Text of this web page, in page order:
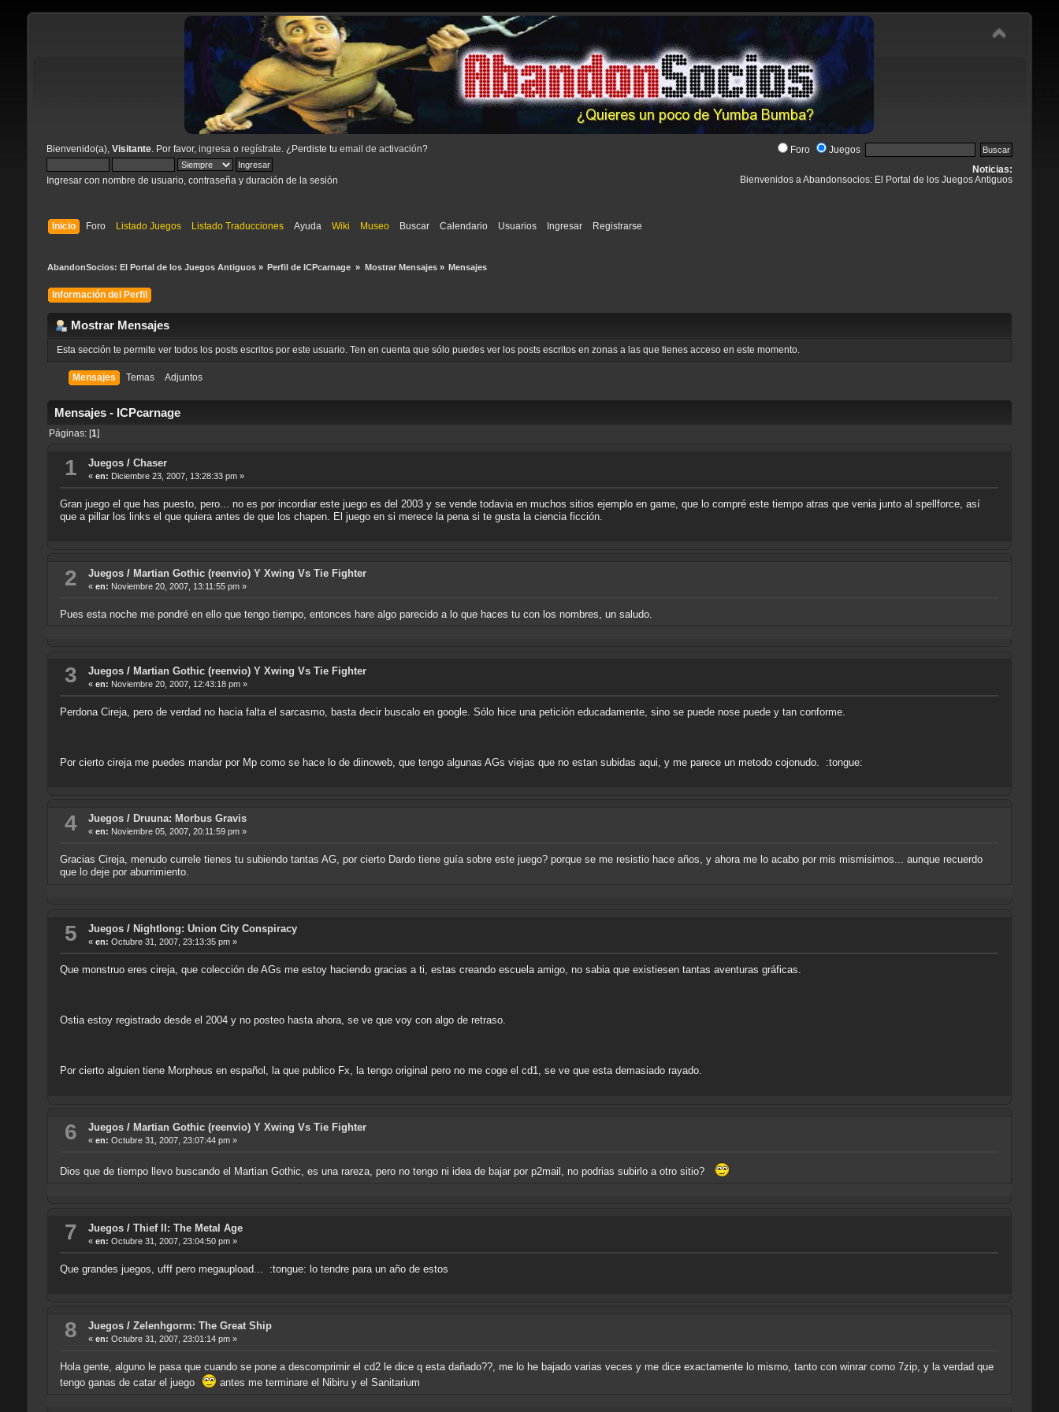
Bienvenido(a), Visitante. Por favor, ingresa o regístrate . ¿Perdiste tu email de activación?
Ingresar con nombre de usuario, contraseña y duración de la sesión
Foro Juegos
Noticias:
Bienvenidos a Abandonsocios: El Portal de los Juegos Antiguos
Inicio Foro Listado Juegos Listado Traducciones Ayuda Wiki Museo Buscar Calendario Usuarios Ingresar Registrarse
AbandonSocios: El Portal de los Juegos Antiguos» Perfil de ICPcarnage » Mostrar Mensajes» Mensajes
Información del Perfil
Mostrar Mensajes
Esta sección te permite ver todos los posts escritos por este usuario. Ten en cuenta que sólo puedes ver los posts escritos en zonas a las que tienes acceso en este momento.
Mensajes Temas Adjuntos
Mensajes - ICPcarnage
Páginas: [ 1]
1 Juegos/ Chaser
« en: Diciembre 23, 2007, 13:28:33 pm »
Gran juego el que has puesto, pero... no es por incordiar este juego es del 2003 y se vende todavia en muchos sitios ejemplo en game, que lo compré este tiempo atras que venia junto al spellforce, así
que a pillar los links el que quiera antes de que los chapen. El juego en si merece la pena si te gusta la ciencia ficción.
2 Juegos/ Martian Gothic (reenvio) Y Xwing Vs Tie Fighter
« en: Noviembre 20, 2007, 13:11:55 pm »
Pues esta noche me pondré en ello que tengo tiempo, entonces hare algo parecido a lo que haces tu con los nombres, un saludo.
3 Juegos/ Martian Gothic (reenvio) Y Xwing Vs Tie Fighter
« en: Noviembre 20, 2007, 12:43:18 pm »
Perdona Cireja, pero de verdad no hacia falta el sarcasmo, basta decir buscalo en google. Sólo hice una petición educadamente, sino se puede nose puede y tan conforme.
Por cierto cireja me puedes mandar por Mp como se hace lo de diinoweb, que tengo algunas AGs viejas que no estan subidas aqui, y me parece un metodo cojonudo. :tongue:
4 Juegos/ Druuna: Morbus Gravis
« en: Noviembre 05, 2007, 20:11:59 pm »
Gracias Cireja, menudo currele tienes tu subiendo tantas AG, por cierto Dardo tiene guía sobre este juego? porque se me resistio hace años, y ahora me lo acabo por mis mismisimos... aunque recuerdo
que lo deje por aburrimiento.
5 Juegos/ Nightlong: Union City Conspiracy
« en: Octubre 31, 2007, 23:13:35 pm »
Que monstruo eres cireja, que colección de AGs me estoy haciendo gracias a ti, estas creando escuela amigo, no sabia que existiesen tantas aventuras gráficas.
Ostia estoy registrado desde el 2004 y no posteo hasta ahora, se ve que voy con algo de retraso.
Por cierto alguien tiene Morpheus en español, la que publico Fx, la tengo original pero no me coge el cd1, se ve que esta demasiado rayado.
6 Juegos/ Martian Gothic (reenvio) Y Xwing Vs Tie Fighter
« en: Octubre 31, 2007, 23:07:44 pm »
Dios que de tiempo llevo buscando el Martian Gothic, es una rareza, pero no tengo ni idea de bajar por p2mail, no podrias subirlo a otro sitio?
7 Juegos/ Thief II: The Metal Age
« en: Octubre 31, 2007, 23:04:50 pm »
Que grandes juegos, ufff pero megaupload... :tongue: lo tendre para un año de estos
8 Juegos/ Zelenhgorm: The Great Ship
« en: Octubre 31, 2007, 23:01:14 pm »
Hola gente, alguno le pasa que cuando se pone a descomprimir el cd2 le dice q esta dañado??, me lo he bajado varias veces y me dice exactamente lo mismo, tanto con winrar como 7zip, y la verdad que
tengo ganas de catar el juego
antes me terminare el Nibiru y el Sanitarium